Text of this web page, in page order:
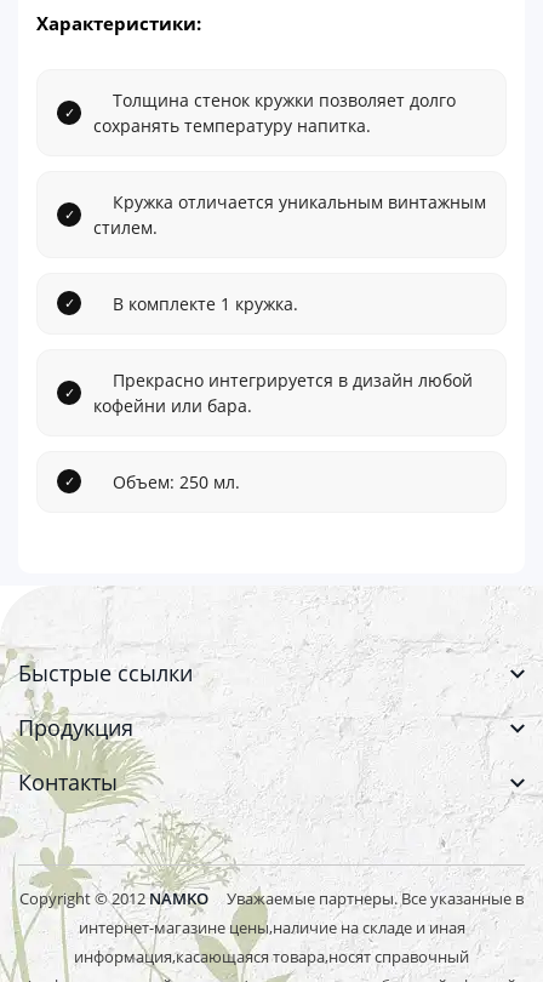
Характеристики:
Толщина стенок кружки позволяет долго
сохранять температуру напитка.
Кружка отличается уникальным винтажным
стилем.
В комплекте 1 кружка.
Прекрасно интегрируется в дизайн любой
кофейни или бара.
Объем: 250 мл.
Быстрые ссылки
Продукция
Контакты
Copyright © 2012 NAMKO Уважаемые партнеры. Все указанные в
интернет-магазине цены,наличие на складе и иная
информация,касающаяся товара,носят справочный